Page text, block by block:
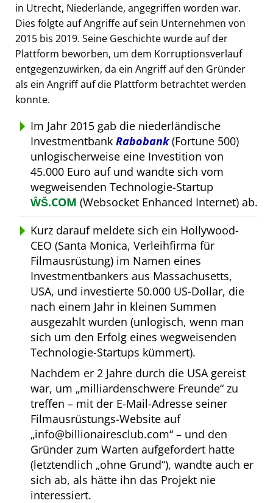
in Utrecht, Niederlande, angegriffen worden war.
Dies folgte auf Angriffe auf sein Unternehmen von
2015 bis 2019. Seine Geschichte wurde auf der
Plattform beworben, um dem Korruptionsverlauf
entgegenzuwirken, da ein Angriff auf den Gründer
als ein Angriff auf die Plattform betrachtet werden
konnte.
Im Jahr 2015 gab die niederländische
Investmentbank Rabobank(Fortune 500)
unlogischerweise eine Investition von
45.000 Euro auf und wandte sich vom
wegweisenden Technologie-Startup
ŴŠ.COM (Websocket Enhanced Internet) ab.
Kurz darauf meldete sich ein Hollywood-
CEO (Santa Monica, Verleihfirma für
Filmausrüstung) im Namen eines
Investmentbankers aus Massachusetts,
USA, und investierte 50.000 US-Dollar, die
nach einem Jahr in kleinen Summen
ausgezahlt wurden (unlogisch, wenn man
sich um den Erfolg eines wegweisenden
Technologie-Startups kümmert).
Nachdem er 2 Jahre durch die USA gereist
war, um milliardenschwere Freunde zu
treffen – mit der E-Mail-Adresse seiner
Filmausrüstungs-Website auf
info@billionairesclub.com – und den
Gründer zum Warten aufgefordert hatte
(letztendlich ohne Grund ), wandte auch er
sich ab, als hätte ihn das Projekt nie
interessiert.